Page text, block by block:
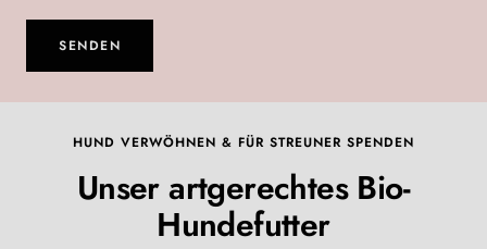
SENDEN
HUND VERWÖHNEN & FÜR STREUNER SPENDEN
Unser artgerechtes Bio-
Hundefutter